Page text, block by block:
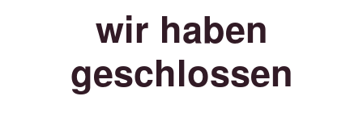
wir haben
geschlossen